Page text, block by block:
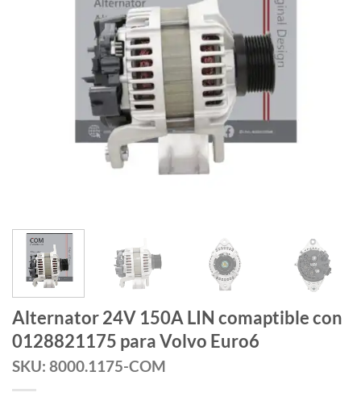
Alternator 24V 150A LIN comaptible con
0128821175 para Volvo Euro6
SKU: 8000.1175-COM